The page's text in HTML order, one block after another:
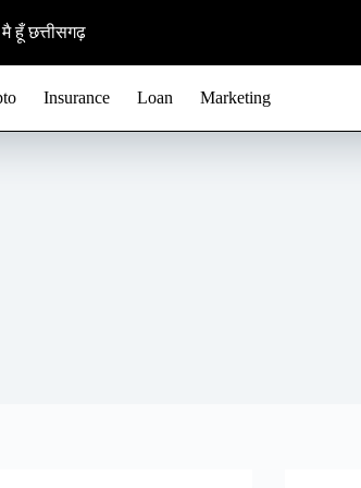
मै हूँ छत्तीसगढ़
Insurance Loan Marketing